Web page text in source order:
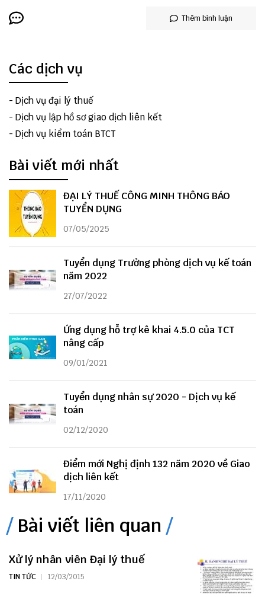
Thêm bình luận
Các dịch vụ
- Dịch vụ đại lý thuế
- Dịch vụ lập hồ sơ giao dịch liên kết
- Dịch vụ kiểm toán BTCT
Bài viết mới nhất
ĐẠI LÝ THUẾ CÔNG MINH THÔNG BÁO
TUYỂN DỤNG
07/05/2025
Tuyển dụng Trưởng phòng dịch vụ kế toán
năm 2022
27/07/2022
Ứng dụng hỗ trợ kê khai 4.5.0 của TCT
nâng cấp
09/01/2021
Tuyển dụng nhân sự 2020 - Dịch vụ kế
toán
02/12/2020
Điểm mới Nghị định 132 năm 2020 về Giao
dịch liên kết
17/11/2020
Bài viết liên quan
Xử lý nhân viên Đại lý thuế
TIN TỨC 12/03/2015